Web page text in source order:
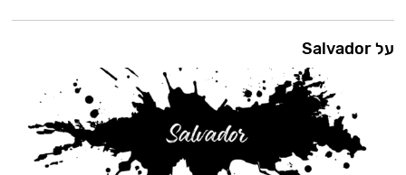
על Salvador